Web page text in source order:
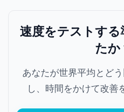
速度をテストす
たか
あなたが世界平均とど
し、時間をかけて改善